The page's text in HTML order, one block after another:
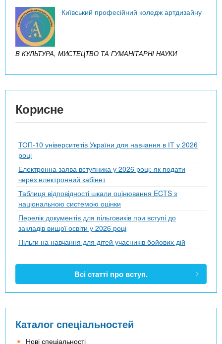
Київський професійний коледж артдизайну
B КУЛЬТУРА, МИСТЕЦТВО ТА ГУМАНІТАРНІ НАУКИ
Корисне
ТОП-10 університетів України для навчання в ІТ у 2026
році
Електронна заява вступника у 2026 році: як подати
через електронний кабінет
Таблиця відповідності шкали оцінювання ECTS з
національною системою оцінки
Перелік документів для пільговиків при вступі до
закладів вищої освіти у 2026 році
Пільги на навчання для дітей учасників бойових дій
Всі статті про вступ.
Каталог спеціальностей
Нові спеціальності